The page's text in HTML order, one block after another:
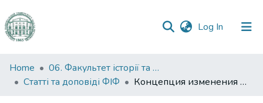
Log In (current)
Communities
&
Home
06. Факультет історії та філософії
Статті та доповіді ФІФ
Концепция изменения фоновых практик и история понятий